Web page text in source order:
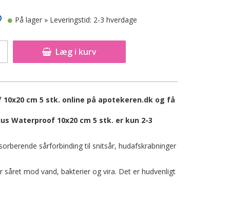
Læg i kurv
På lager » Leveringstid: 2-3 hverdage
cm 5 stk. online på apotekeren.dk og få
Waterproof 10x20 cm 5 stk. er kun 2-3
sårforbinding til snitsår, hudafskrabninger
mod vand, bakterier og vira. Det er hudvenligt